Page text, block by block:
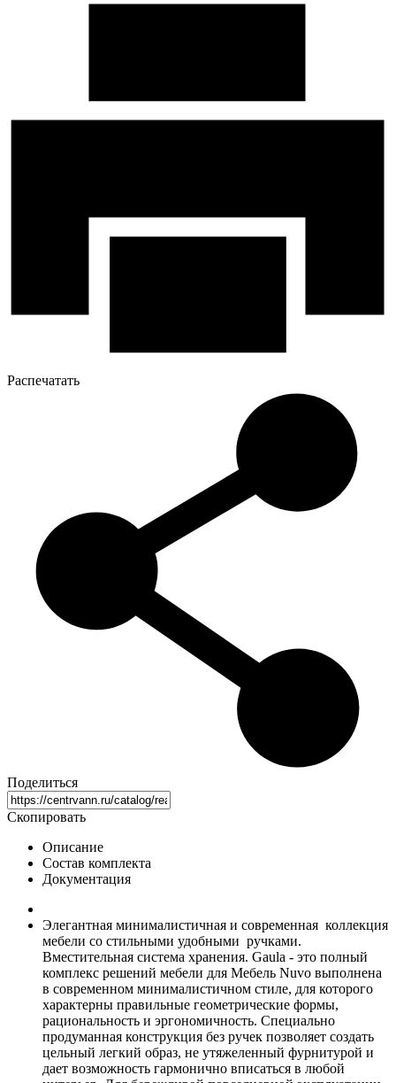
Распечатать
Поделиться
Скопировать
Описание
Состав комплекта
Документация
Элегантная минималистичная и современная коллекция
мебели со стильными удобными ручками.
Вместительная система хранения. Gaula - это полный
комплекс решений мебели для Мебель Nuvo выполнена
в современном минималистичном стиле, для которого
характерны правильные геометрические формы,
рациональность и эргономичность. Специально
продуманная конструкция без ручек позволяет создать
цельный легкий образ, не утяжеленный фурнитурой и
дает возможность гармонично вписаться в любой